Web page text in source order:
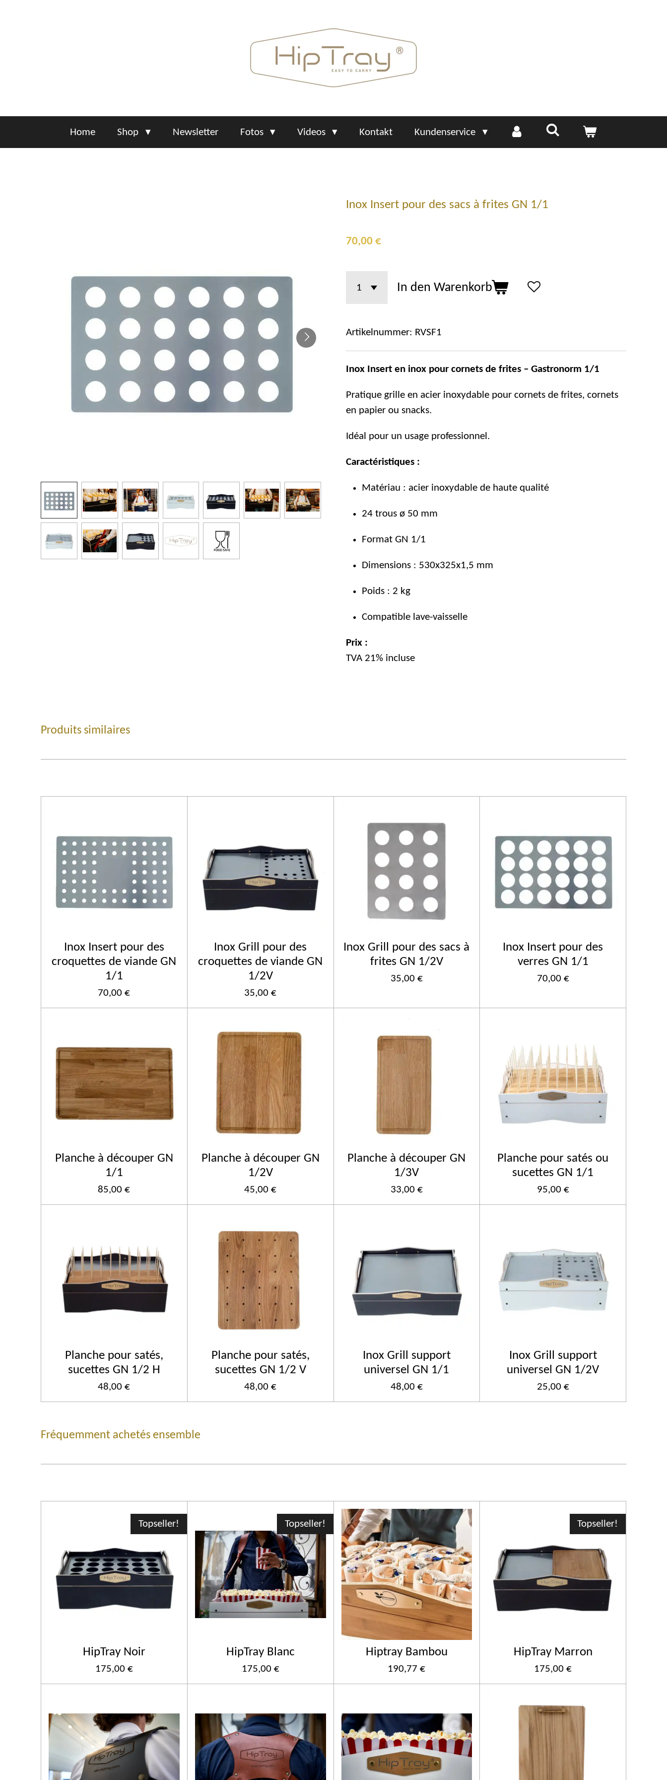
Home Shop Newsletter Fotos Videos Kontakt Kundenservice
Inox Insert pour des sacs à frites GN 1/1
70,00 €
In den Warenkorb
Artikelnummer: RVSF1
Inox Insert en inox pour cornets de frites – Gastronorm 1/1
Pratique grille en acier inoxydable pour cornets de frites, cornets
en papier ou snacks.
Idéal pour un usage professionnel.
Caractéristiques :
Matériau : acier inoxydable de haute qualité
24 trous ø 50 mm
Format GN 1/1
Dimensions : 530x325x1,5 mm
Poids : 2 kg
Compatible lave-vaisselle
Prix :
TVA 21% incluse
Produits similaires
Inox Insert pour des
croquettes de viande GN
1/1
70,00 €
Inox Grill pour des
croquettes de viande GN
1/2V
35,00 €
Inox Grill pour des sacs à
frites GN 1/2V
35,00 €
Inox Insert pour des
verres GN 1/1
70,00 €
Planche à découper GN
1/1
85,00 €
Planche à découper GN
1/2V
45,00 €
Planche à découper GN
1/3V
33,00 €
Planche pour satés ou
sucettes GN 1/1
95,00 €
Planche pour satés,
sucettes GN 1/2 H
48,00 €
Planche pour satés,
sucettes GN 1/2 V
48,00 €
Inox Grill support
universel GN 1/1
48,00 €
Inox Grill support
universel GN 1/2V
25,00 €
Fréquemment achetés ensemble
Topseller!
HipTray Noir
175,00 €
Topseller!
HipTray Blanc
175,00 €
Hiptray Bambou
190,77 €
Topseller!
HipTray Marron
175,00 €